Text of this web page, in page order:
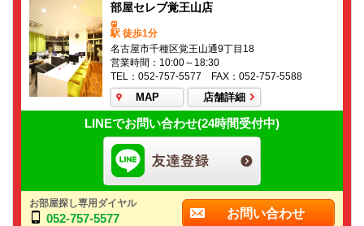
部屋セレブ覚王山店
駅 徒歩1分
名古屋市千種区覚王山通9丁目18
営業時間：10:00～18:30
TEL：052-757-5577 FAX：052-757-5588
MAP 店舗詳細
LINEでお問い合わせ(24時間受付中)
お部屋探し専用ダイヤル
052-757-5577 お問い合わせ